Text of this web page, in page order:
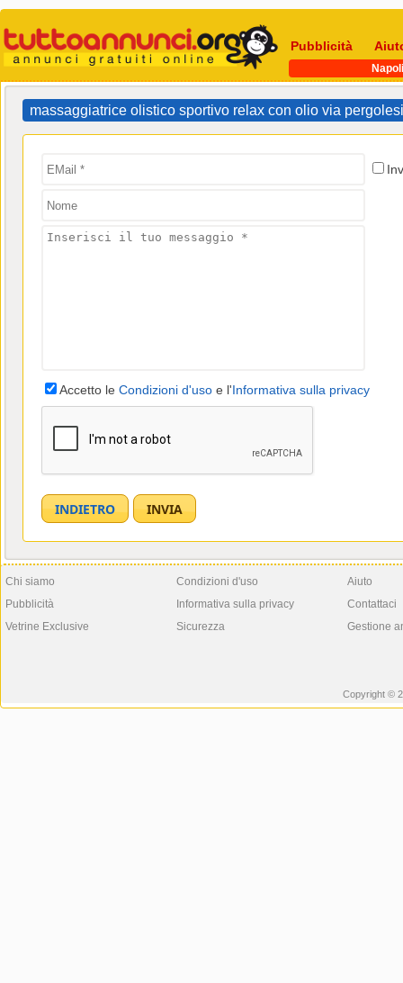
Pubblicità
Napoli
massaggiatrice olistico sportivo relax con olio via
Accetto le Condizioni d'uso e l'Informativa sulla privacy
Chi siamo
Pubblicità
Vetrine Exclusive
Condizioni d'uso
Informativa sulla privacy
Sicurezza
Aiuto
Contattaci
Gestione
Copyright ©